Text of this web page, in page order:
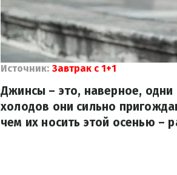
Источник: Завтрак с 1+1
Джинсы – это, наверное,
холодов они сильно
чем их носить этой осенью –